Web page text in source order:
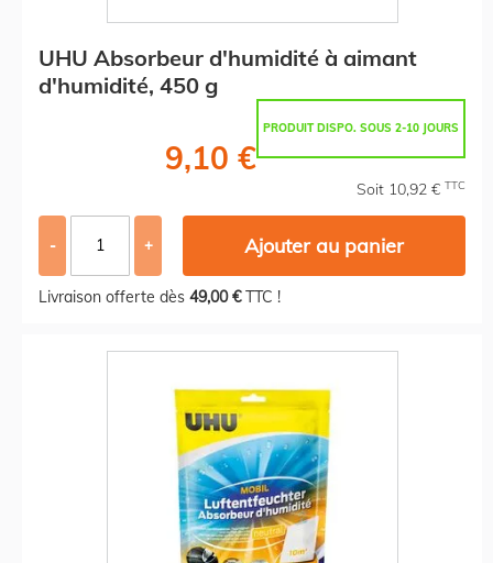
UHU Absorbeur d'humidité à aimant
d'humidité, 450 g
PRODUIT DISPO. SOUS 2-10 JOURS
9,10 €
Soit 10,92 € TTC
- + Ajouter au panier
Livraison offerte dès 49,00 €TTC !